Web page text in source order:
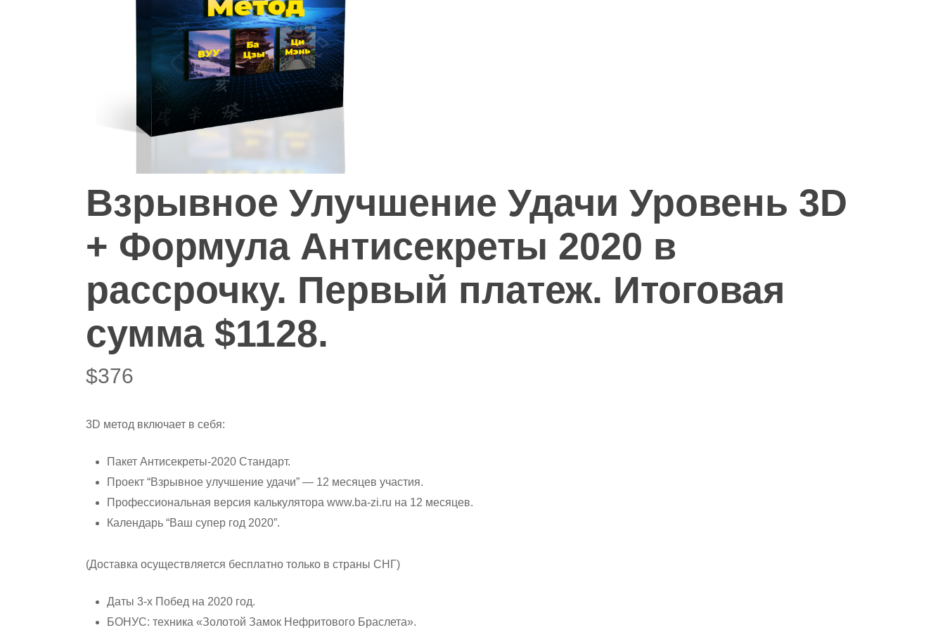
Hit enter to search or ESC to close
Взрывное Улучшение Удачи Уровень 3D
+ Формула Антисекреты 2020 в
рассрочку. Первый платеж. Итоговая
сумма $1128.
$376
3D метод включает в себя:
Пакет Антисекреты-2020 Стандарт.
Проект “Взрывное улучшение удачи” — 12 месяцев участия.
Профессиональная версия калькулятора www.ba-zi.ru на 12 месяцев.
Календарь “Ваш супер год 2020”.
(Доставка осуществляется бесплатно только в страны СНГ)
Даты 3-х Побед на 2020 год.
БОНУС: техника «Золотой Замок Нефритового Браслета».